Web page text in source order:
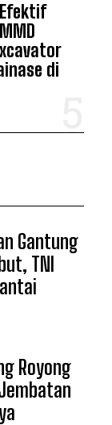
di
Gantung
TNI
Royong